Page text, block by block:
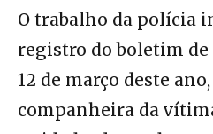
O trabalho da polícia
registro do boletim
12 de março deste
companheira da